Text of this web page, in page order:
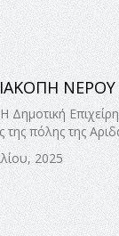
ΝΕΡΟΥ
της πόλης της
2025